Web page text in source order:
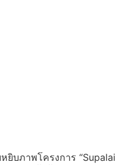
ยิบภาพโครงการ “Supalai